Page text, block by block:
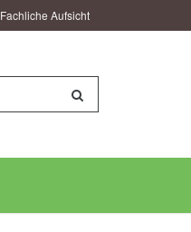
Fachliche Aufsicht